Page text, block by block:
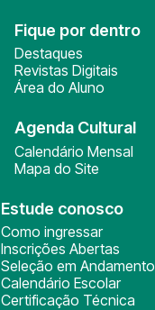
Fique por dentro
Destaques
Revistas Digitais
Área do Aluno
Agenda Cultural
Calendário Mensal
Mapa do Site
Estude conosco
Como ingressar
Inscrições Abertas
Seleção em Andamento
Calendário Escolar
Certificação Técnica